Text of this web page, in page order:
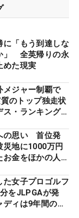
に「もう到達しな
」 全英帰りの永
めた現実
メジャー制覇で
のトップ独走状
・ランキング番
の思い 首位発
災地に1000万円
お金をほかの人
た女子プロゴルフ
をJLPGAが発
ィは9年間の立